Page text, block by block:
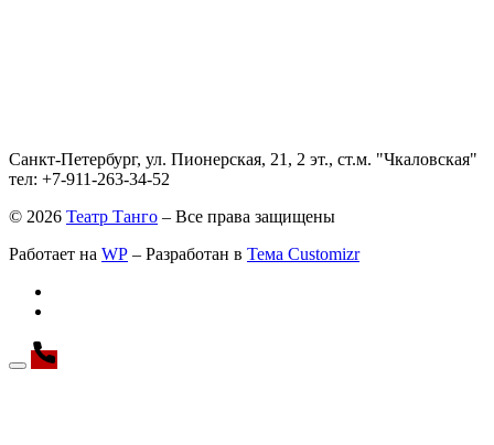
Санкт-Петербург, ул. Пионерская, 21, 2 эт., ст.м. "Чкаловская"
тел: +7-911-263-34-52
© 2026 Театр Танго – Все права защищены
Работает на WP – Разработан в Тема Customizr